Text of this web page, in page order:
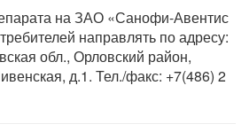
на ЗАО «Санофи-Авентис
направлять по адресу:
обл., Орловский район,
д.1. Тел./факс: +7(486) 2